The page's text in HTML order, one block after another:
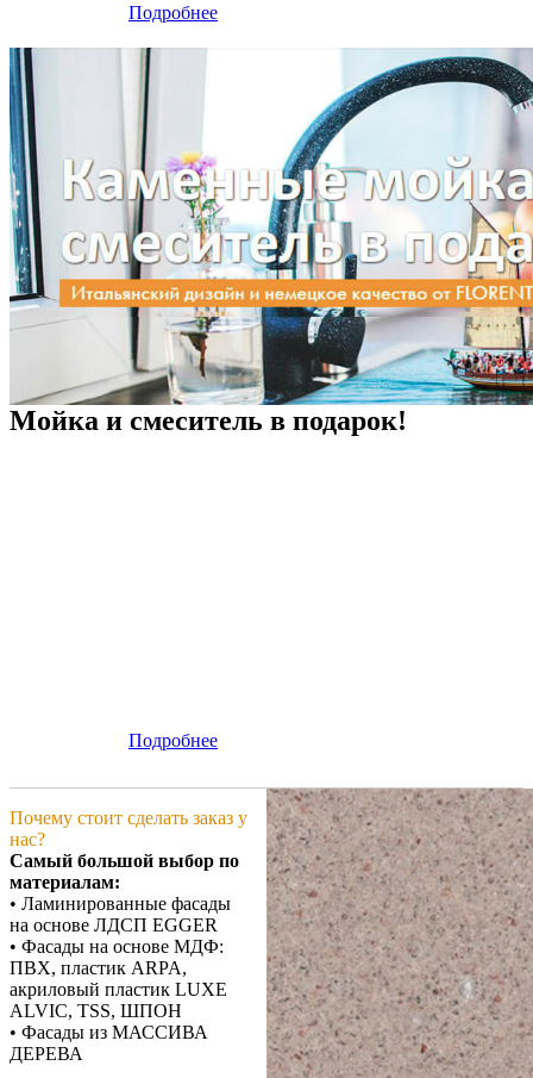
Подробнее
Мойка и смеситель в подарок!
Подробнее
Почему стоит сделать заказ у
нас?
Самый большой выбор по
материалам:
• Ламинированные фасады
на основе ЛДСП EGGER
• Фасады на основе МДФ:
ПВХ, пластик ARPA,
акриловый пластик LUXE
ALVIC, TSS, ШПОН
• Фасады из МАССИВА
ДЕРЕВА